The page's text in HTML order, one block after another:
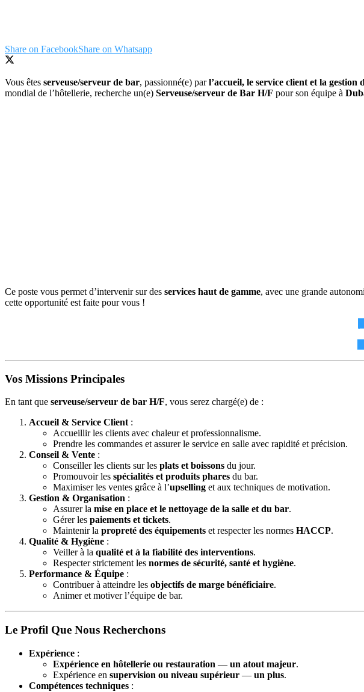
Share on FacebookShare on Whatsapp
Vous êtes serveuse/serveur de bar, passionné(e) parl’accueil, le service client et la gestion
mondial de l’hôtellerie, recherche un(e) Serveuse/serveur de Bar H/F pour son équipe à
Ce poste vous permet d’intervenir sur des services haut de gamme, avec une grande
cette opportunité est faite pour vous !
Vos Missions Principales
En tant que serveuse/serveur de bar H/F, vous serez chargé(e) de :
Accueil & Service Client :
Accueillir les clients avec chaleur et professionnalisme.
Prendre les commandes et assurer le service en salle avec rapidité et précision.
Conseil & Vente :
Conseiller les clients sur les plats et boissons du jour.
Promouvoir les spécialités et produits phares du bar.
Maximiser les ventes grâce à l’upselling et aux techniques de motivation.
Gestion & Organisation :
Assurer la mise en place et le nettoyage de la salle et du bar.
Gérer les paiements et tickets.
Maintenir la propreté des équipements et respecter les normes HACCP.
Qualité & Hygiène :
Veiller à la qualité et à la fiabilité des interventions.
Respecter strictement les normes de sécurité, santé et hygiène.
Performance & Équipe :
Contribuer à atteindre les objectifs de marge bénéficiaire.
Animer et motiver l’équipe de bar.
Le Profil Que Nous Recherchons
Expérience :
Expérience en hôtellerie ou restauration — un atout majeur.
Expérience en supervision ou niveau supérieur — un plus.
Compétences techniques :